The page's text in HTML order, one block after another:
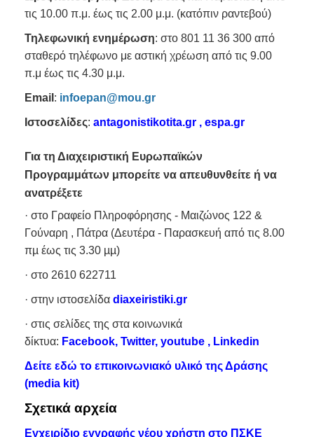
τις 10.00 π.μ. έως τις 2.00 μ.μ. (κατόπιν ραντεβού)
Τηλεφωνική ενημέρωση: στο 801 11 36 300 από
σταθερό τηλέφωνο με αστική χρέωση από τις 9.00
π.μ έως τις 4.30 μ.μ.
Εmail : infoepan@mou.gr
Ιστοσελίδες: antagonistikotita.gr , espa.gr
Για τη Διαχειριστική Ευρωπαϊκών
Προγραμμάτων μπορείτε να απευθυνθείτε ή να
ανατρέξετε
· στο Γραφείο Πληροφόρησης - Μαιζώνος 122 &
Γούναρη , Πάτρα (Δευτέρα - Παρασκευή από τις 8.00
πµ έως τις 3.30 µµ)
· στο 2610 622711
· στην ιστοσελίδα diaxeiristiki.gr
· στις σελίδες της στα κοινωνικά
δίκτυα: Facebook, Twitter, youtube , Linkedin
Δείτε εδώ το επικοινωνιακό υλικό της Δράσης
(media kit)
Σχετικά αρχεία
Εγχειρίδιο εγγραφής νέου χρήστη στο ΠΣΚΕ